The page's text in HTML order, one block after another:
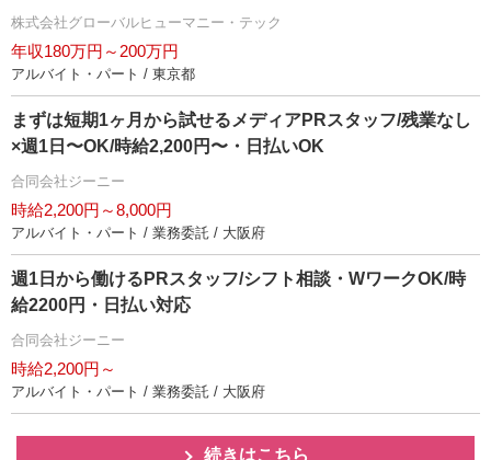
株式会社グローバルヒューマニー・テック
年収180万円～200万円
アルバイト・パート / 東京都
まずは短期1ヶ月から試せるメディアPRスタッフ/残業なし
×週1日〜OK/時給2,200円〜・日払いOK
合同会社ジーニー
時給2,200円～8,000円
アルバイト・パート / 業務委託 / 大阪府
週1日から働けるPRスタッフ/シフト相談・WワークOK/時
給2200円・日払い対応
合同会社ジーニー
時給2,200円～
アルバイト・パート / 業務委託 / 大阪府
続きはこちら